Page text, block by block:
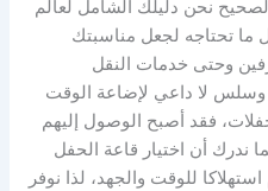
نحن دليلك الشامل لعالم
ما تحتاجه لجعل مناسبتك
وحتى خدمات النقل
لا داعي لإضاعة الوقت
فقد أصبح الوصول إليهم
أن اختيار قاعة الحفل
للوقت والجهد، لذا نوفر